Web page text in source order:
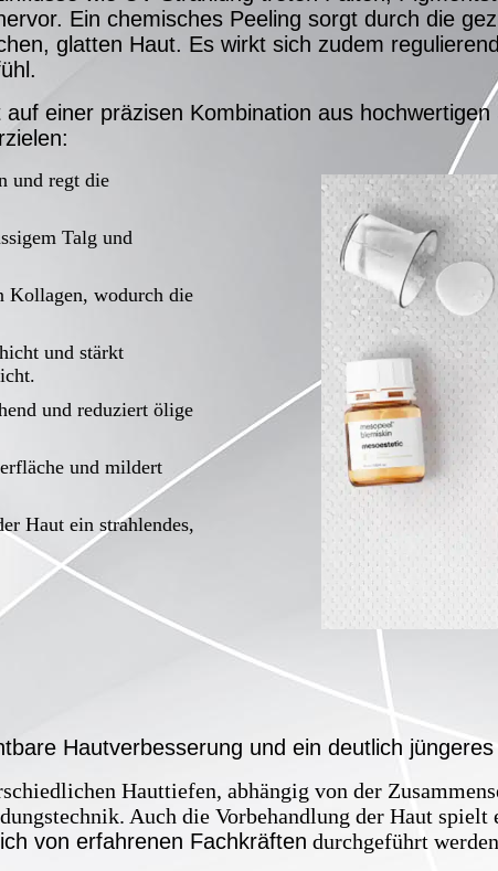
Ein chemisches Peeling sorgt durch die
glatten Haut. Es wirkt sich zudem
einer präzisen Kombination aus
und regt die
Talg und
Kollagen, wodurch die
und stärkt
und reduziert ölige
und mildert
Haut ein strahlendes,
Hautverbesserung und ein deutlich jüngeres
Hauttiefen, abhängig von der
Auch die Vorbehandlung der Haut spielt
von erfahrenen Fachkräften durchgeführt